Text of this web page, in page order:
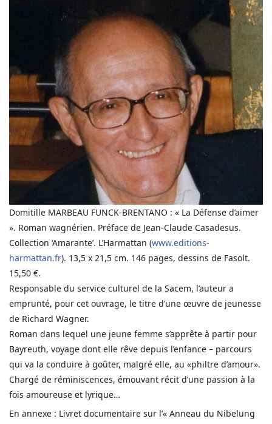
Domitille MARBEAU FUNCK-BRENTANO : « La Défense d’aimer
». Roman wagnérien. Préface de Jean-Claude Casadesus.
Collection ‘Amarante’. L’Harmattan (www.editions-
harmattan.fr). 13,5 x 21,5 cm. 146 pages, dessins de Fasolt.
15,50 €.
Responsable du service culturel de la Sacem, l’auteur a
emprunté, pour cet ouvrage, le titre d’une œuvre de jeunesse
de Richard Wagner.
Roman dans lequel une jeune femme s’apprête à partir pour
Bayreuth, voyage dont elle rêve depuis l’enfance – parcours
qui va la conduire à goûter, malgré elle, au «philtre d’amour».
Chargé de réminiscences, émouvant récit d’une passion à la
fois amoureuse et lyrique…
En annexe : Livret documentaire sur l’« Anneau du Nibelung